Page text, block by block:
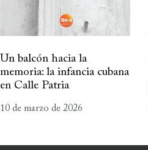
Un balcón hacia la
memoria: la infancia cubana
en Calle Patria
10 de marzo de 2026